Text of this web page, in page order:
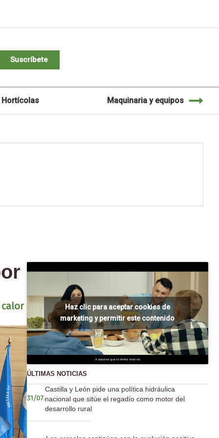
Suscríbete
Hortícolas Maquinaria y equipos
Haz clic para aceptar cookies de
marketing y permitir este contenido
ÚLTIMAS NOTICIAS
31/07.
Castilla y León pide una política hidráulica
nacional que sitúe el regadío como motor del
desarrollo rural